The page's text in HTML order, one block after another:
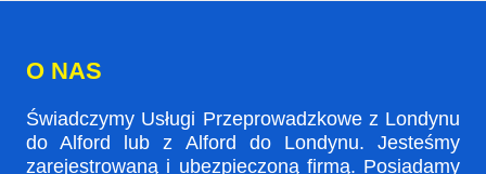
O NAS
Świadczymy Usługi Przeprowadzkowe z Londynu
do Alford lub z Alford do Londynu. Jesteśmy
zarejestrowaną i ubezpieczoną firmą. Posiadamy